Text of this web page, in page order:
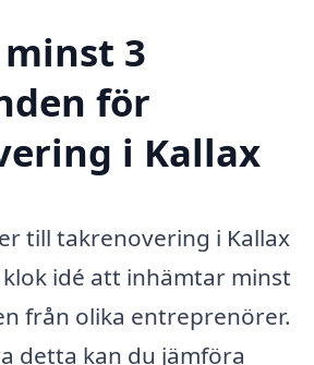
3
för
i Kallax
till takrenovering i Kallax
idé att inhämtar minst
från olika entreprenörer.
detta kan du jämföra